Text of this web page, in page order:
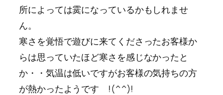
所によっては霙になっているかもしれませ
ん。
寒さを覚悟で遊びに来てくださったお客様か
らは思っていたほど寒さを感じなかったと
か・・気温は低いですがお客様の気持ちの方
が熱かったようです !(^^)!